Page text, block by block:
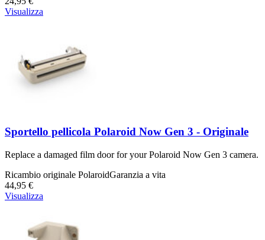
Visualizza
Sportello pellicola Polaroid Now Gen 3 - Originale
Replace a damaged film door for your Polaroid Now Gen 3 camera.
Ricambio originale PolaroidGaranzia a vita
44,95 €
Visualizza